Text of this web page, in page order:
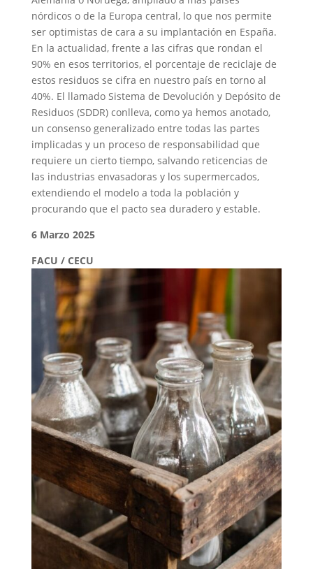
nórdicos o de la Europa central, lo que nos permite
ser optimistas de cara a su implantación en España.
En la actualidad, frente a las cifras que rondan el
90% en esos territorios, el porcentaje de reciclaje de
estos residuos se cifra en nuestro país en torno al
40%. El llamado Sistema de Devolución y Depósito de
Residuos (SDDR) conlleva, como ya hemos anotado,
un consenso generalizado entre todas las partes
implicadas y un proceso de responsabilidad que
requiere un cierto tiempo, salvando reticencias de
las industrias envasadoras y los supermercados,
extendiendo el modelo a toda la población y
procurando que el pacto sea duradero y estable.
6 Marzo 2025
FACU / CECU